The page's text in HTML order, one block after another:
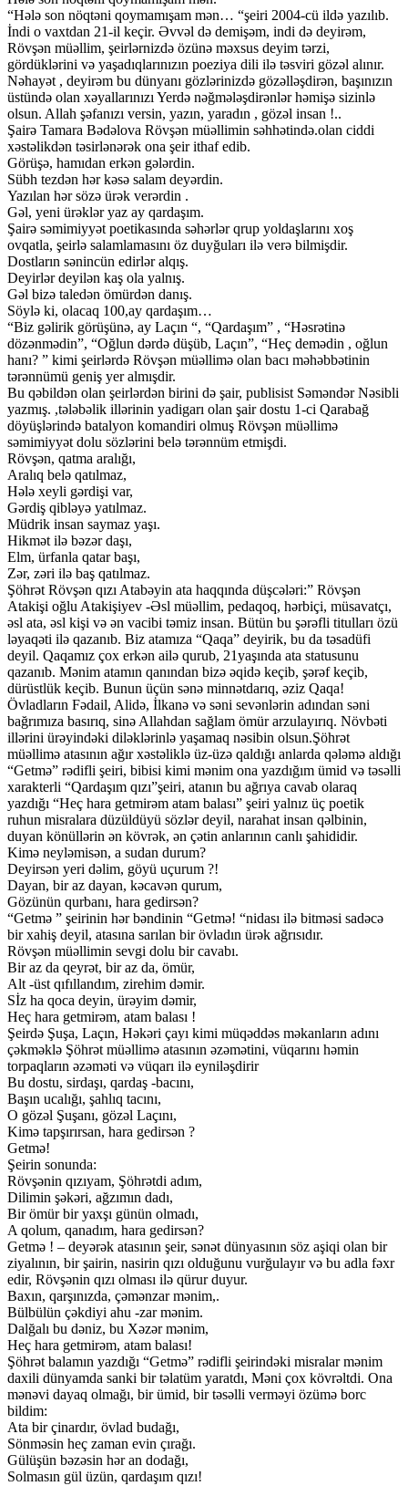
“Hələ son nöqtəni qoymamışam mən… “şeiri 2004-cü ildə yazılıb.
İndi o vaxtdan 21-il keçir. Əvvəl də demişəm, indi də deyirəm,
Rövşən müəllim, şeirlərnizdə özünə məxsus deyim tərzi,
gördüklərini və yaşadıqlarınızın poeziya dili ilə təsviri gözəl alınır.
Nəhayət , deyirəm bu dünyanı gözlərinizdə gözəlləşdirən, başınızın
üstündə olan xəyallarınızı Yerdə nəğmələşdirənlər həmişə sizinlə
olsun. Allah şəfanızı versin, yazın, yaradın , gözəl insan !..
Şairə Tamara Bədəlova Rövşən müəllimin səhhətində.olan ciddi
xəstəlikdən təsirlənərək ona şeir ithaf edib.
Görüşə, hamıdan erkən gələrdin.
Sübh tezdən hər kəsə salam deyərdin.
Yazılan hər sözə ürək verərdin .
Gəl, yeni ürəklər yaz ay qardaşım.
Şairə səmimiyyət poetikasında səhərlər qrup yoldaşlarını xoş
ovqatla, şeirlə salamlamasını öz duyğuları ilə verə bilmişdir.
Dostların sənincün edirlər alqış.
Deyirlər deyilən kaş ola yalnış.
Gəl bizə taledən ömürdən danış.
Söylə ki, olacaq 100,ay qardaşım…
“Biz gəlirik görüşünə, ay Laçın “, “Qardaşım” , “Həsrətinə
dözənmədin”, “Oğlun dərdə düşüb, Laçın”, “Heç demədin , oğlun
hanı? ” kimi şeirlərdə Rövşən müəllimə olan bacı məhəbbətinin
tərənnümü geniş yer almışdir.
Bu qəbildən olan şeirlərdən birini də şair, publisist Səməndər Nəsibli
yazmış. ,tələbəlik illərinin yadigarı olan şair dostu 1-ci Qarabağ
döyüşlərində batalyon komandiri olmuş Rövşən müəllimə
səmimiyyət dolu sözlərini belə tərənnüm etmişdi.
Rövşən, qatma aralığı,
Aralıq belə qatılmaz,
Hələ xeyli gərdişi var,
Gərdiş qibləyə yatılmaz.
Müdrik insan saymaz yaşı.
Hikmət ilə bəzər daşı,
Elm, ürfanla qatar başı,
Zər, zəri ilə baş qatılmaz.
Şöhrət Rövşən qızı Atabəyin ata haqqında düşcələri:” Rövşən
Atakişi oğlu Atakişiyev -Əsl müəllim, pedaqoq, hərbiçi, müsavatçı,
əsl ata, əsl kişi və ən vacibi təmiz insan. Bütün bu şərəfli titulları özü
ləyaqəti ilə qazanıb. Biz atamıza “Qaqa” deyirik, bu da təsadüfi
deyil. Qaqamız çox erkən ailə qurub, 21yaşında ata statusunu
qazanıb. Mənim atamın qanından bizə əqidə keçib, şərəf keçib,
dürüstlük keçib. Bunun üçün sənə minnətdarıq, əziz Qaqa!
Övladların Fədail, Alidə, İlkanə və səni sevənlərin adından səni
bağrımıza basırıq, sinə Allahdan sağlam ömür arzulayırıq. Növbəti
illərini ürəyindəki diləklərinlə yaşamaq nəsibin olsun.Şöhrət
müəllimə atasının ağır xəstəliklə üz-üzə qaldığı anlarda qələmə aldığı
“Getmə” rədifli şeiri, bibisi kimi mənim ona yazdığım ümid və təsəlli
xarakterli “Qardaşım qızı”şeiri, atanın bu ağrıya cavab olaraq
yazdığı “Heç hara getmirəm atam balası” şeiri yalnız üç poetik
ruhun misralara düzüldüyü sözlər deyil, narahat insan qəlbinin,
duyan könüllərin ən kövrək, ən çətin anlarının canlı şahididir.
Kimə neyləmisən, a sudan durum?
Deyirsən yeri dəlim, göyü uçurum ?!
Dayan, bir az dayan, kəcavən qurum,
Gözünün qurbanı, hara gedirsən?
“Getmə ” şeirinin hər bəndinin “Getmə! “nidası ilə bitməsi sadəcə
bir xahiş deyil, atasına sarılan bir övladın ürək ağrısıdır.
Rövşən müəllimin sevgi dolu bir cavabı.
Bir az da qeyrət, bir az da, ömür,
Alt -üst qıfıllandım, zirehim dəmir.
Sİz ha qoca deyin, ürəyim dəmir,
Heç hara getmirəm, atam balası !
Şeirdə Şuşa, Laçın, Həkəri çayı kimi müqəddəs məkanların adını
çəkməklə Şöhrət müəllimə atasının əzəmətini, vüqarını həmin
torpaqların əzəməti və vüqarı ilə eyniləşdirir
Bu dostu, sirdaşı, qardaş -bacını,
Başın ucalığı, şahlıq tacını,
O gözəl Şuşanı, gözəl Laçını,
Kimə tapşırırsan, hara gedirsən ?
Getmə!
Şeirin sonunda:
Rövşənin qızıyam, Şöhrətdi adım,
Dilimin şəkəri, ağzımın dadı,
Bir ömür bir yaxşı günün olmadı,
A qolum, qanadım, hara gedirsən?
Getmə ! – deyərək atasının şeir, sənət dünyasının söz aşiqi olan bir
ziyalının, bir şairin, nasirin qızı olduğunu vurğulayır və bu adla fəxr
edir, Rövşənin qızı olması ilə qürur duyur.
Baxın, qarşınızda, çəmənzar mənim,.
Bülbülün çəkdiyi ahu -zar mənim.
Dalğalı bu dəniz, bu Xəzər mənim,
Heç hara getmirəm, atam balası!
Şöhrət balamın yazdığı “Getmə” rədifli şeirindəki misralar mənim
daxili dünyamda sanki bir təlatüm yaratdı, Məni çox kövrəltdi. Ona
mənəvi dayaq olmağı, bir ümid, bir təsəlli verməyi özümə borc
bildim:
Ata bir çinardır, övlad budağı,
Sönməsin heç zaman evin çırağı.
Gülüşün bəzəsin hər an dodağı,
Solmasın gül üzün, qardaşım qızı!